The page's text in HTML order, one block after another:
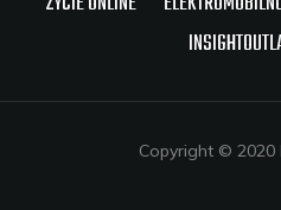
Copyright © 2020